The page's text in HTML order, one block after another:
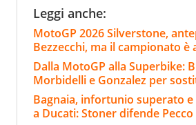
Leggi anche:
MotoGP 2026 Silverstone,
Bezzecchi, ma il campionato è
Dalla MotoGP alla Superbike:
Morbidelli e Gonzalez per
Bagnaia, infortunio superato
a Ducati: Stoner difende Pecco